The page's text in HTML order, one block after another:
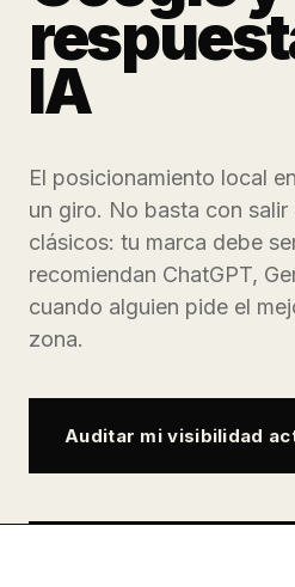
IA
El posicionamiento local
un giro. No basta con
clásicos: tu marca debe
recomiendan ChatGPT,
cuando alguien pide el
zona.
Auditar mi visibilidad